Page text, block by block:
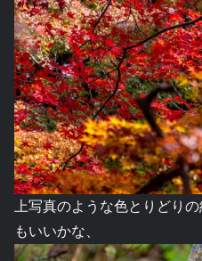
上写真のような色とりどり
もいいかな、